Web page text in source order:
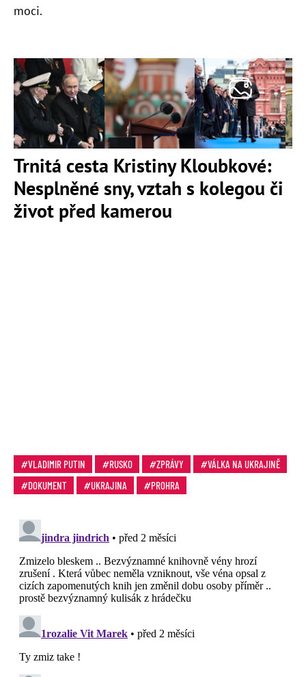
moci.
Trnitá cesta Kristiny Kloubkové:
Nesplněné sny, vztah s kolegou či
život před kamerou
VLADIMIR PUTIN RUSKO ZPRÁVY
VÁLKA NA UKRAJINĚ
DOKUMENT
UKRAJINA PROHRA